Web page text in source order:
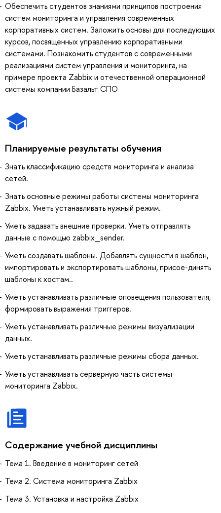
Обеспечить студентов знаниями принципов построения
систем мониторинга и управления современных
корпоративных систем. Заложить основы для последующих
курсов, посвященных управлению корпоративными
системами. Познакомить студентов с современными
реализациями систем управления и мониторинга, на
примере проекта Zabbix и отечественной операционной
системы компании Базальт СПО
Планируемые результаты обучения
Знать классификацию средств мониторинга и анализа
сетей.
Знать основные режимы работы системы мониторинга
Zabbix. Уметь устанавливать нужный режим.
Уметь задавать внешние проверки. Уметь отправлять
данные с помощью zabbix_sender.
Уметь создавать шаблоны. Добавлять сущности в шаблон,
импортировать и экспортировать шаблоны, присое-динять
шаблоны к хостам..
Уметь устанавливать различные оповещения пользователя,
формировать выражения триггеров.
Уметь устанавливать различные режимы визуализации
данных.
Уметь устанавливать различные режимы сбора данных.
Уметь устанавливать серверную часть системы
мониторинга Zabbix.
Содержание учебной дисциплины
Тема 1. Введение в мониторинг сетей
Тема 2. Система мониторинга Zabbix
Тема 3. Установка и настройка Zabbix